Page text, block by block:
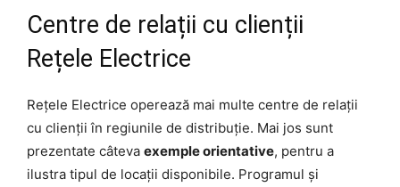
Centre de relații cu clienții
Rețele Electrice
Rețele Electrice operează mai multe centre de relații
cu clienții în regiunile de distribuție. Mai jos sunt
prezentate câteva exemple orientative, pentru a
ilustra tipul de locații disponibile. Programul și